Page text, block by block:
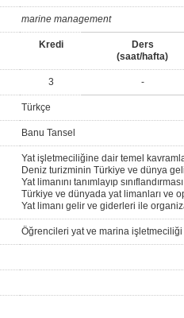
marine management
Kredi
Ders
(saat/hafta)
3 -
Türkçe
Banu Tansel
Yat işletmeciliğine dair temel
Deniz turizminin Türkiye ve dünya
Yat limanını tanımlayıp
Türkiye ve dünyada yat limanları ve
Yat limanı gelir ve giderleri ile
Öğrencileri yat ve marina